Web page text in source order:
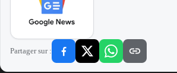
Partager sur :